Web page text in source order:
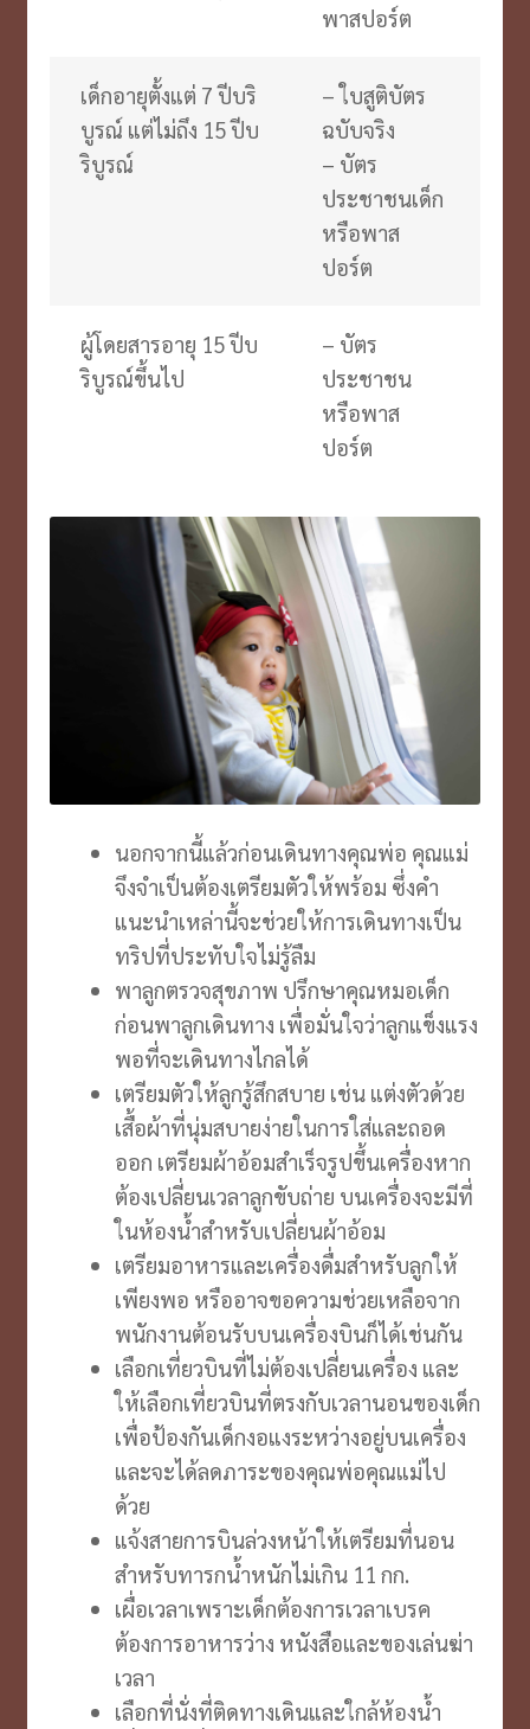
พาสปอร์ต
เด็กอายุตั้งแต่ 7 ปีบริ
บูรณ์ แต่ไม่ถึง 15 ปีบ
ริบูรณ์
– ใบสูติบัตร
ฉบับจริง
– บัตร
ประชาชนเด็ก
หรือพาส
ปอร์ต
ผู้โดยสารอายุ 15 ปีบ
ริบูรณ์ขึ้นไป
– บัตร
ประชาชน
หรือพาส
ปอร์ต
นอกจากนี้แล้วก่อนเดินทางคุณพ่อ คุณแม่
จึงจำเป็นต้องเตรียมตัวให้พร้อม ซึ่งคำ
แนะนำเหล่านี้จะช่วยให้การเดินทางเป็น
ทริปที่ประทับใจไม่รู้ลืม
พาลูกตรวจสุขภาพ ปรึกษาคุณหมอเด็ก
ก่อนพาลูกเดินทาง เพื่อมั่นใจว่าลูกแข็งแรง
พอที่จะเดินทางไกลได้
เตรียมตัวให้ลูกรู้สึกสบาย เช่น แต่งตัวด้วย
เสื้อผ้าที่นุ่มสบายง่ายในการใส่และถอด
ออก เตรียมผ้าอ้อมสำเร็จรูปขึ้นเครื่องหาก
ต้องเปลี่ยนเวลาลูกขับถ่าย บนเครื่องจะมีที่
ในห้องน้ำสำหรับเปลี่ยนผ้าอ้อม
เตรียมอาหารและเครื่องดื่มสำหรับลูกให้
เพียงพอ หรืออาจขอความช่วยเหลือจาก
พนักงานต้อนรับบนเครื่องบินก็ได้เช่นกัน
เลือกเที่ยวบินที่ไม่ต้องเปลี่ยนเครื่อง และ
ให้เลือกเที่ยวบินที่ตรงกับเวลานอนของเด็ก
เพื่อป้องกันเด็กงอแงระหว่างอยู่บนเครื่อง
และจะได้ลดภาระของคุณพ่อคุณแม่ไป
ด้วย
แจ้งสายการบินล่วงหน้าให้เตรียมที่นอน
สำหรับทารกน้ำหนักไม่เกิน 11 กก.
เผื่อเวลาเพราะเด็กต้องการเวลาเบรค
ต้องการอาหารว่าง หนังสือและของเล่นฆ่า
เวลา
เลือกที่นั่งที่ติดทางเดินและใกล้ห้องน้ำ